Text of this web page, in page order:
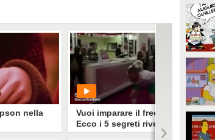
nella
Vuoi imparare il freestyle?
Ecco i 5 segreti rivelati da
un campione del mondo